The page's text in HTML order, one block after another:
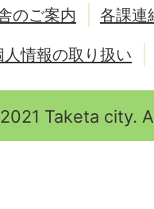
のご案内
各課連
人情報の取り扱い
Taketa city.